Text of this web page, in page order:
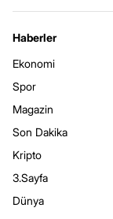
Haberler
Ekonomi
Spor
Magazin
Son Dakika
Kripto
3.Sayfa
Dünya